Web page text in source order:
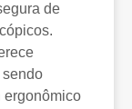
de
ergonômico